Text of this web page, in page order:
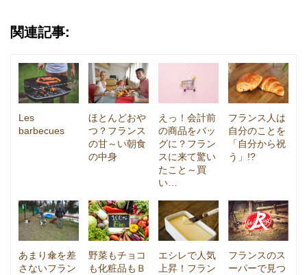
関連記事:
Les
barbecues
ほとんどおや
つ？フランス
の甘～い朝食
の中身
えっ！会計前
の商品をバッ
グに？フラン
スに来て驚い
たこと～買
い…
フランス人は
自分のことを
「自分から祝
う」!?
あまり傘を差
さないフラン
野菜もチョコ
も化粧品もＢ
エシレで人気
上昇！フラン
フランスのス
ーパーで見つ